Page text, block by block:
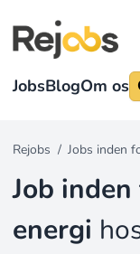
JobsBlogOm os
Rejobs / Jobs inden
Job
energi